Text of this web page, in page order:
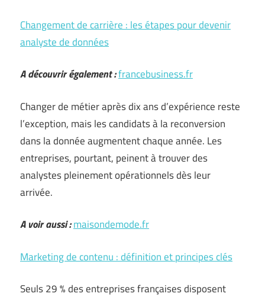
Changement de carrière : les étapes pour devenir
analyste de données
A découvrir également :francebusiness.fr
Changer de métier après dix ans d’expérience reste
l’exception, mais les candidats à la reconversion
dans la donnée augmentent chaque année. Les
entreprises, pourtant, peinent à trouver des
analystes pleinement opérationnels dès leur
arrivée.
A voir aussi :maisondemode.fr
Marketing de contenu : définition et principes clés
Seuls 29 % des entreprises françaises disposent